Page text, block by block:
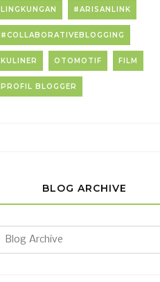
LINGKUNGAN #ARISANLINK
#COLLABORATIVEBLOGGING
KULINER OTOMOTIF FILM
PROFIL BLOGGER
BLOG ARCHIVE